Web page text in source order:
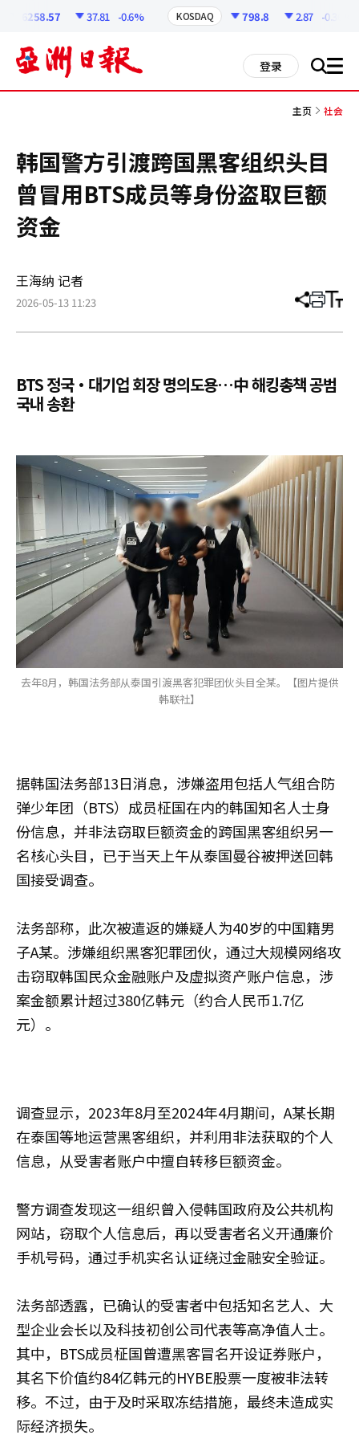
6258.57 37.81 -0.6% KOSDAQ 798.8 2.87 -0.36%
登录 搜 all
主页 社会
韩国警方引渡跨国黑客组织头目
曾冒用BTS成员等身份盗取巨额
资金
王海纳 记者
2026-05-13 11:23 分
章
打 调
小
BTS 정국·대기업 회장 명의도용…中 해킹총책 공범
국내 송환
去年8月，韩国法务部从泰国引渡黑客犯罪团伙头目全某。【图片提供
韩联社】
据韩国法务部13日消息，涉嫌盗用包括人气组合防
弹少年团（BTS）成员柾国在内的韩国知名人士身
份信息，并非法窃取巨额资金的跨国黑客组织另一
名核心头目，已于当天上午从泰国曼谷被押送回韩
国接受调查。
法务部称，此次被遣返的嫌疑人为40岁的中国籍男
子A某。涉嫌组织黑客犯罪团伙，通过大规模网络攻
击窃取韩国民众金融账户及虚拟资产账户信息，涉
案金额累计超过380亿韩元（约合人民币1.7亿
元）。
调查显示，2023年8月至2024年4月期间，A某长期
在泰国等地运营黑客组织，并利用非法获取的个人
信息，从受害者账户中擅自转移巨额资金。
警方调查发现这一组织曾入侵韩国政府及公共机构
网站，窃取个人信息后，再以受害者名义开通廉价
手机号码，通过手机实名认证绕过金融安全验证。
法务部透露，已确认的受害者中包括知名艺人、大
型企业会长以及科技初创公司代表等高净值人士。
其中，BTS成员柾国曾遭黑客冒名开设证券账户，
其名下价值约84亿韩元的HYBE股票一度被非法转
移。不过，由于及时采取冻结措施，最终未造成实
际经济损失。